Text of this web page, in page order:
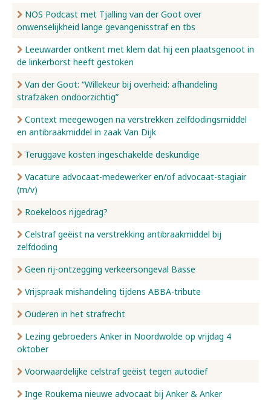
NOS Podcast met Tjalling van der Goot over
onwenselijkheid lange gevangenisstraf en tbs
Leeuwarder ontkent met klem dat hij een plaatsgenoot in
de linkerborst heeft gestoken
Van der Goot: “Willekeur bij overheid: afhandeling
strafzaken ondoorzichtig”
Context meegewogen na verstrekken zelfdodingsmiddel
en antibraakmiddel in zaak Van Dijk
Teruggave kosten ingeschakelde deskundige
Vacature advocaat-medewerker en/of advocaat-stagiair
(m/v)
Roekeloos rijgedrag?
Celstraf geëist na verstrekking antibraakmiddel bij
zelfdoding
Geen rij-ontzegging verkeersongeval Basse
Vrijspraak mishandeling tijdens ABBA-tribute
Ouderen in het strafrecht
Lezing gebroeders Anker in Noordwolde op vrijdag 4
oktober
Voorwaardelijke celstraf geëist tegen autodief
Inge Roukema nieuwe advocaat bij Anker & Anker